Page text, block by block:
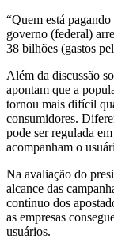
“Quem está
governo (federal)
38 bilhões (gastos
Além da discussão
apontam que a
tornou mais difícil
consumidores.
pode ser regulada
acompanham o
Na avaliação do
alcance das
contínuo dos
as empresas
usuários.